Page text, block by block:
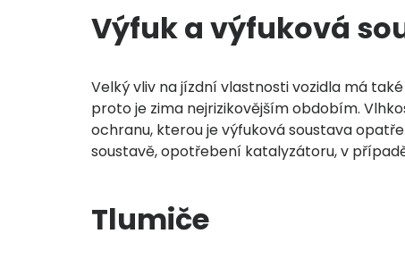
Výfuk a výfuková
Velký vliv na jízdní vlastnosti vozidla má
proto je zima nejrizikovějším obdobím.
ochranu, kterou je výfuková soustava
soustavě, opotřebení katalyzátoru, v
Tlumiče